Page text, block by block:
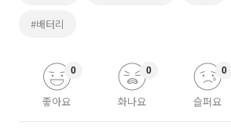
#배터리
좋아요
0
화나요
0
슬퍼요
0